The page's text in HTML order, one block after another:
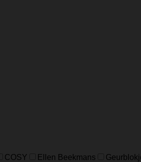
COSY Ellen Beekmans